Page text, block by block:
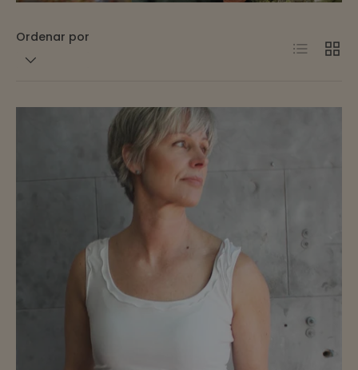
Ordenar por Lista